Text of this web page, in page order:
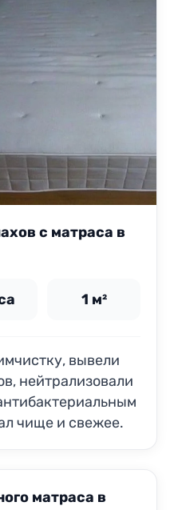
с матраса в
1 м²
вывели
нейтрализовали
чище и свежее.
матраса в